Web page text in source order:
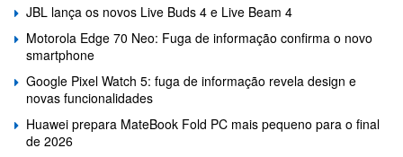
JBL lança os novos Live Buds 4 e Live Beam 4
Motorola Edge 70 Neo: Fuga de informação confirma o novo
smartphone
Google Pixel Watch 5: fuga de informação revela design e
novas funcionalidades
Huawei prepara MateBook Fold PC mais pequeno para o final
de 2026